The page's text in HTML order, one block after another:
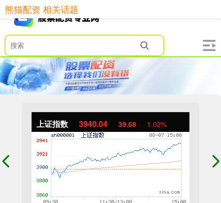
上证指数 3940.04 39.68 1.02%
熊猫配资 相关话题